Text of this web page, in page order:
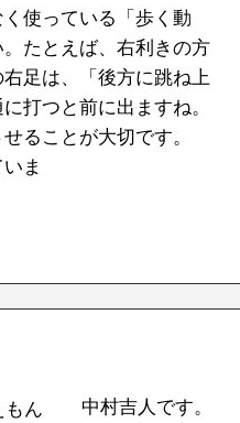
使っている「歩く動
たとえば、右利きの方
足は、「後方に跳ね上
打つと前に出ますね。
せることが大切です。
ま
中村吉人です。